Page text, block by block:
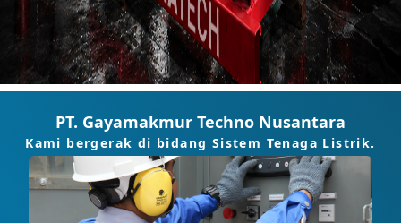
PT. Gayamakmur Techno Nusantara
Kami bergerak di bidang Sistem Tenaga Listrik.